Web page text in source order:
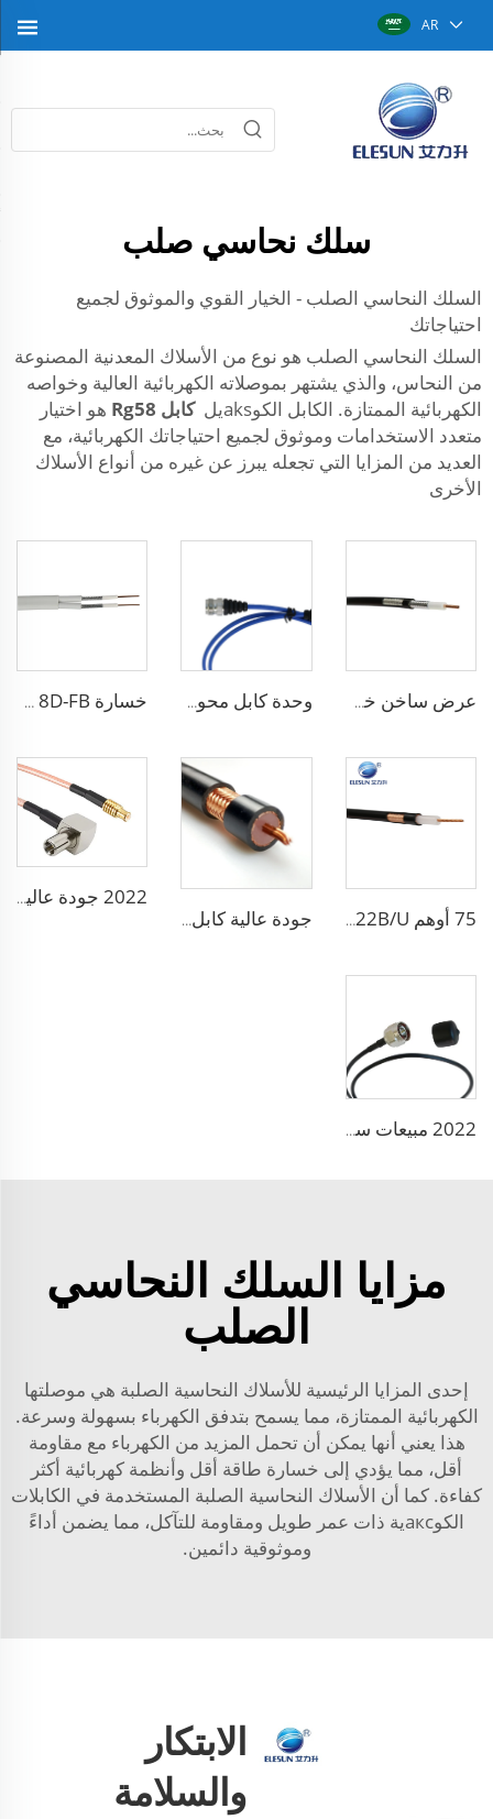
AR
سلك نحاسي صلب
السلك النحاسي الصلب - الخيار القوي والموثوق لجميع
احتياجاتك
السلك النحاسي الصلب هو نوع من الأسلاك المعدنية المصنوعة
من النحاس، والذي يشتهر بموصلاته الكهربائية العالية وخواصه
الكهربائية الممتازة. الكابل الكوaksيل
كابل Rg58
هو اختيار
متعدد الاستخدامات وموثوق لجميع احتياجاتك الكهربائية، مع
العديد من المزايا التي تجعله يبرز عن غيره من أنواع الأسلاك
الأخرى
عرض ساخن خسارة LSR240 كابل محوري RF وحدة كابل محوري بدرجة حرارة عالية RG401 086 250 141 مع موصل DIN خسارة Los LSR240 3D-FB 5D-FB 7D-FB 8D-FB كابل محوري RF
75 أوهم RG10 RG11 RG12/U RG12/UY RG12AU RG22 RG22B/U كابل محوري جودة عالية كابل CCTV CATV كابل Coaxial Rg58 Rg59 Rg6 Rg11 Rg213 للاتصالات
2022 جودة عالية Rg316 Rg178 Rg179 Rg142 Rg400 Rg393 كابل Coaxial
2022 مبيعات ساخنة 5G 6G خسارة منخفضة 1.5ds- Qfb 2.5ds-Qfb Rg174 Ll ALS302 لأسلاك السيارات
مزايا السلك النحاسي
الصلب
إحدى المزايا الرئيسية للأسلاك النحاسية الصلبة هي موصلتها
الكهربائية الممتازة، مما يسمح بتدفق الكهرباء بسهولة وسرعة.
هذا يعني أنها يمكن أن تحمل المزيد من الكهرباء مع مقاومة
أقل، مما يؤدي إلى خسارة طاقة أقل وأنظمة كهربائية أكثر
كفاءة. كما أن الأسلاك النحاسية الصلبة المستخدمة في الكابلات
الكوаксية ذات عمر طويل ومقاومة للتآكل، مما يضمن أداءً
وموثوقية دائمين.
الابتكار
والسلامة